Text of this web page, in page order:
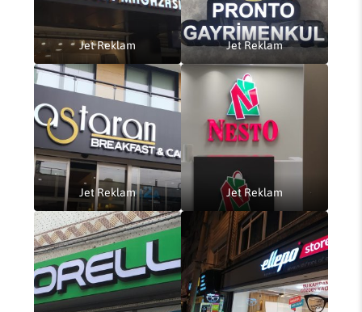
Jet Reklam Jet Reklam
Jet Reklam Jet Reklam